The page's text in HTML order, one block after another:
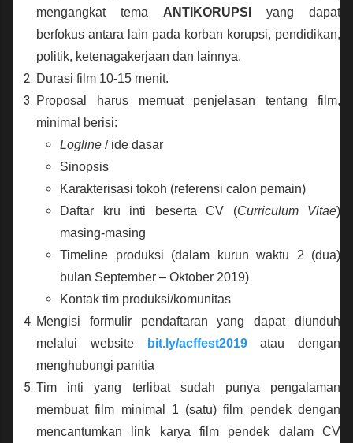
mengangkat tema ANTIKORUPSI
yang dapat
berfokus antara lain pada korban korupsi, pendidikan,
politik, ketenagakerjaan dan lainnya.
Durasi film 10-15 menit.
Proposal harus memuat penjelasan tentang film,
minimal berisi:
Logline / ide dasar
Sinopsis
Karakterisasi tokoh (referensi calon pemain)
Daftar kru inti beserta CV (Curriculum Vitae)
masing-masing
Timeline produksi (dalam kurun waktu 2 (dua)
bulan September – Oktober 2019)
Kontak tim produksi/komunitas
Mengisi formulir pendaftaran yang dapat diunduh
melalui website
bit.ly/acffest2019atau dengan
menghubungi panitia
Tim inti yang terlibat sudah punya pengalaman
membuat film minimal 1 (satu) film pendek dengan
mencantumkan link karya film pendek dalam CV